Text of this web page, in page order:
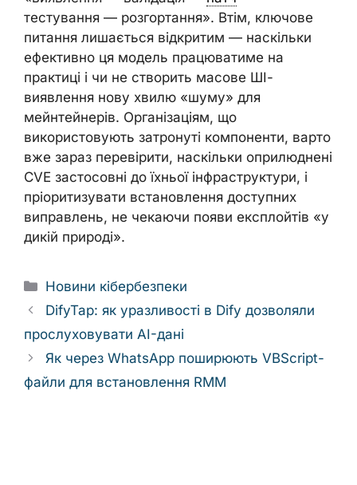
тестування — розгортання». Втім, ключове
питання лишається відкритим — наскільки
ефективно ця модель працюватиме на
практиці і чи не створить масове ШІ-
виявлення нову хвилю «шуму» для
мейнтейнерів. Організаціям, що
використовують затронуті компоненти, варто
вже зараз перевірити, наскільки оприлюднені
CVE застосовні до їхньої інфраструктури, і
пріоритизувати встановлення доступних
виправлень, не чекаючи появи експлойтів «у
дикій природі».
Categories
Новини кібербезпеки
DifyTap: як уразливості в Dify дозволяли
прослуховувати AI-дані
Як через WhatsApp поширюють VBScript-
файли для встановлення RMM